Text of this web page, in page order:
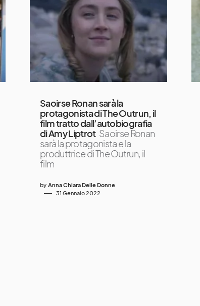
Saoirse Ronan sarà la
protagonista di The Outrun, il
film tratto dall’autobiografia
di Amy Liptrot Saoirse Ronan
sarà la protagonista e la
produttrice di The Outrun, il
film
by Anna Chiara Delle Donne
31 Gennaio 2022